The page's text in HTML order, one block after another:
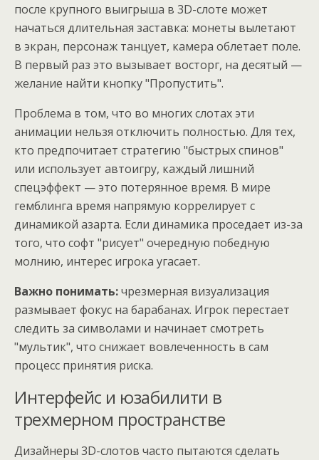
после крупного выигрыша в 3D-слоте может
начаться длительная заставка: монеты вылетают
в экран, персонаж танцует, камера облетает поле.
В первый раз это вызывает восторг, на десятый —
желание найти кнопку "Пропустить".
Проблема в том, что во многих слотах эти
анимации нельзя отключить полностью. Для тех,
кто предпочитает стратегию "быстрых спинов"
или использует автоигру, каждый лишний
спецэффект — это потерянное время. В мире
гемблинга время напрямую коррелирует с
динамикой азарта. Если динамика проседает из-за
того, что софт "рисует" очередную победную
молнию, интерес игрока угасает.
Важно понимать:чрезмерная визуализация
размывает фокус на барабанах. Игрок перестает
следить за символами и начинает смотреть
"мультик", что снижает вовлеченность в сам
процесс принятия риска.
Интерфейс и юзабилити в
трехмерном пространстве
Дизайнеры 3D-слотов часто пытаются сделать